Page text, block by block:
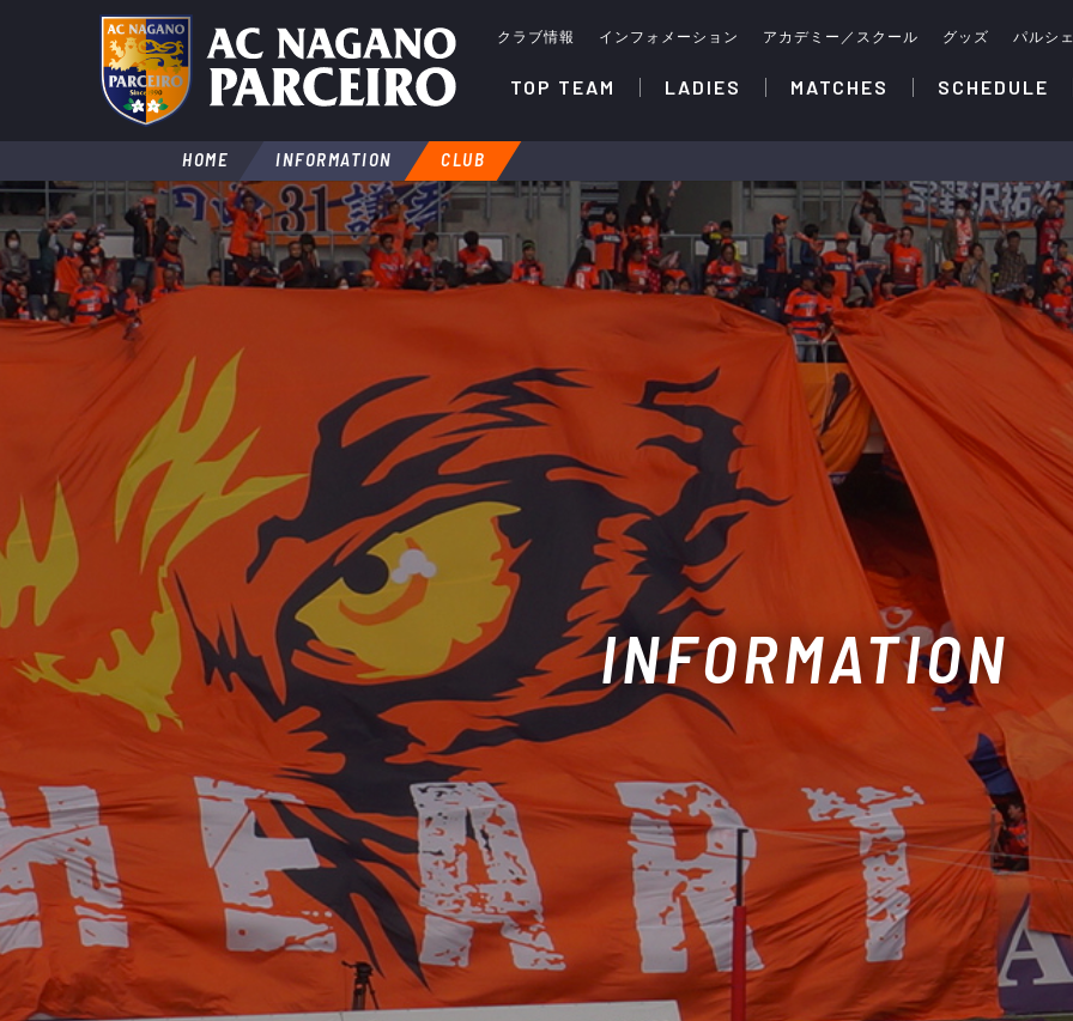
クラブ情報 インフォメーション アカデミー／スクール グッズ パルシェ
TOP TEAM LADIES MATCHES SCHEDULE
HOME INFORMATION CLUB
INFORMATION